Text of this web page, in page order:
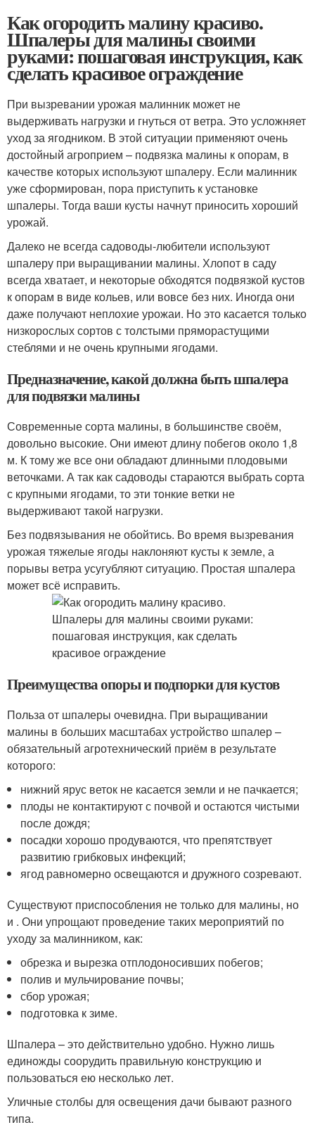
Как огородить малину красиво.
Шпалеры для малины своими
руками: пошаговая инструкция, как
сделать красивое ограждение
При вызревании урожая малинник может не
выдерживать нагрузки и гнуться от ветра. Это усложняет
уход за ягодником. В этой ситуации применяют очень
достойный агроприем – подвязка малины к опорам, в
качестве которых используют шпалеру. Если малинник
уже сформирован, пора приступить к установке
шпалеры. Тогда ваши кусты начнут приносить хороший
урожай.
Далеко не всегда садоводы-любители используют
шпалеру при выращивании малины. Хлопот в саду
всегда хватает, и некоторые обходятся подвязкой кустов
к опорам в виде кольев, или вовсе без них. Иногда они
даже получают неплохие урожаи. Но это касается только
низкорослых сортов с толстыми пряморастущими
стеблями и не очень крупными ягодами.
Предназначение, какой должна быть шпалера
для подвязки малины
Современные сорта малины, в большинстве своём,
довольно высокие. Они имеют длину побегов около 1,8
м. К тому же все они обладают длинными плодовыми
веточками. А так как садоводы стараются выбрать сорта
с крупными ягодами, то эти тонкие ветки не
выдерживают такой нагрузки.
Без подвязывания не обойтись. Во время вызревания
урожая тяжелые ягоды наклоняют кусты к земле, а
порывы ветра усугубляют ситуацию. Простая шпалера
может всё исправить.
Преимущества опоры и подпорки для кустов
Польза от шпалеры очевидна. При выращивании
малины в больших масштабах устройство шпалер –
обязательный агротехнический приём в результате
которого:
нижний ярус веток не касается земли и не пачкается;
плоды не контактируют с почвой и остаются чистыми
после дождя;
посадки хорошо продуваются, что препятствует
развитию грибковых инфекций;
ягод равномерно освещаются и дружного созревают.
Существуют приспособления не только для малины, но
и . Они упрощают проведение таких мероприятий по
уходу за малинником, как:
обрезка и вырезка отплодоносивших побегов;
полив и мульчирование почвы;
сбор урожая;
подготовка к зиме.
Шпалера – это действительно удобно. Нужно лишь
единожды соорудить правильную конструкцию и
пользоваться ею несколько лет.
Уличные столбы для освещения дачи бывают разного
типа.